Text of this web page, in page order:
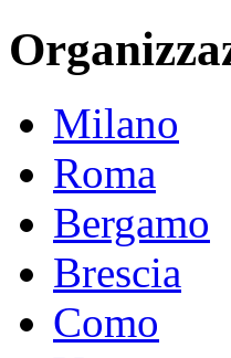
Milano
Roma
Bergamo
Brescia
Como